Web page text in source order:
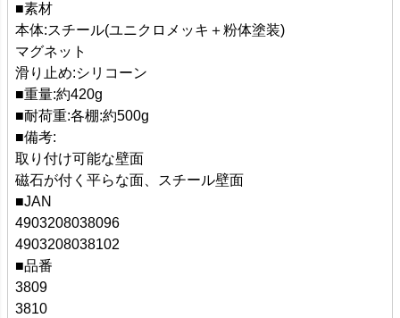
■素材
本体:スチール(ユニクロメッキ＋粉体塗装)
マグネット
滑り止め:シリコーン
■重量:約420g
■耐荷重:各棚:約500g
■備考:
取り付け可能な壁面
磁石が付く平らな面、スチール壁面
■JAN
4903208038096
4903208038102
■品番
3809
3810